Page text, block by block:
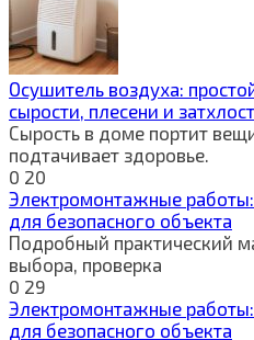
Осушитель воздуха:
сырости, плесени и
Сырость в доме портит
подтачивает здоровье.
0 20
Электромонтажные
для безопасного объекта
Подробный практический
выбора, проверка
0 29
Электромонтажные
для безопасного объекта